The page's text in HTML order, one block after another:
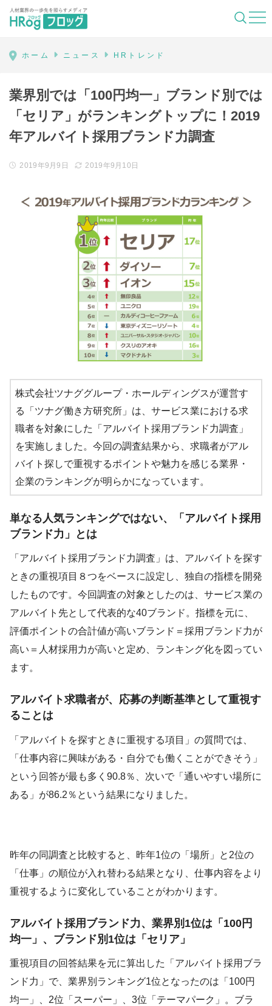
HRog | 人材業界の一歩先を照らすメディ
ホーム ニュース HRトレンド
業界別では「100円均一」ブランド別では
「セリア」がランキングトップに！2019
年アルバイト採用ブランド力調査
2019年9月9日 2019年9月10日
株式会社ツナググループ・ホールディングスが運営す
る「ツナグ働き方研究所」は、サービス業における求
職者を対象にした「アルバイト採用ブランド力調査」
を実施しました。今回の調査結果から、求職者がアル
バイト探しで重視するポイントや魅力を感じる業界・
企業のランキングが明らかになっています。
単なる人気ランキングではない、「アルバイト採用
ブランド力」とは
「アルバイト採用ブランド力調査」は、アルバイトを探す
ときの重視項目８つをベースに設定し、独自の指標を開発
したものです。今回調査の対象としたのは、サービス業の
アルバイト先として代表的な40ブランド。指標を元に、
評価ポイントの合計値が高いブランド＝採用ブランド力が
高い＝人材採用力が高いと定め、ランキング化を図ってい
ます。
アルバイト求職者が、応募の判断基準として重視す
ることは
「アルバイトを探すときに重視する項目」の質問では、
「仕事内容に興味がある・自分でも働くことができそう」
という回答が最も多く90.8％、次いで「通いやすい場所に
ある」が86.2％という結果になりました。
昨年の同調査と比較すると、昨年1位の「場所」と2位の
「仕事」の順位が入れ替わる結果となり、仕事内容をより
重視するように変化していることがわかります。
アルバイト採用ブランド力、業界別1位は「100円
均一」、ブランド別1位は「セリア」
重視項目の回答結果を元に算出した「アルバイト採用ブラ
ンド力」で、業界別ランキング1位となったのは「100円
均一」、2位「スーパー」、3位「テーマパーク」。ブラ